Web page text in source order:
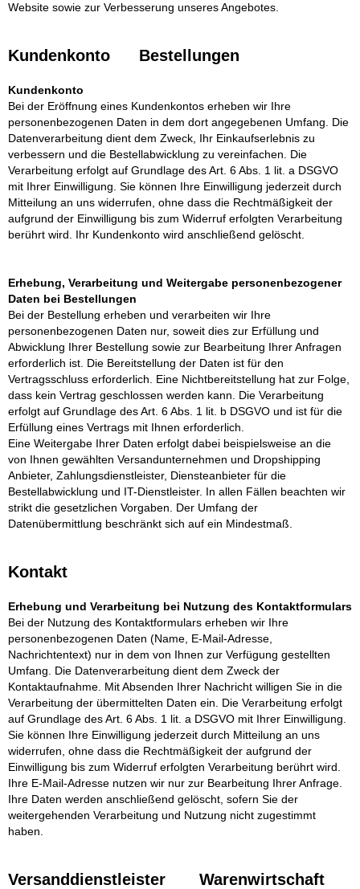
Website sowie zur Verbesserung unseres Angebotes.
Kundenkonto Bestellungen
Kundenkonto
Bei der Eröffnung eines Kundenkontos erheben wir Ihre
personenbezogenen Daten in dem dort angegebenen Umfang. Die
Datenverarbeitung dient dem Zweck, Ihr Einkaufserlebnis zu
verbessern und die Bestellabwicklung zu vereinfachen. Die
Verarbeitung erfolgt auf Grundlage des Art. 6 Abs. 1 lit. a DSGVO
mit Ihrer Einwilligung. Sie können Ihre Einwilligung jederzeit durch
Mitteilung an uns widerrufen, ohne dass die Rechtmäßigkeit der
aufgrund der Einwilligung bis zum Widerruf erfolgten Verarbeitung
berührt wird. Ihr Kundenkonto wird anschließend gelöscht.
Erhebung, Verarbeitung und Weitergabe personenbezogener
Daten bei Bestellungen
Bei der Bestellung erheben und verarbeiten wir Ihre
personenbezogenen Daten nur, soweit dies zur Erfüllung und
Abwicklung Ihrer Bestellung sowie zur Bearbeitung Ihrer Anfragen
erforderlich ist. Die Bereitstellung der Daten ist für den
Vertragsschluss erforderlich. Eine Nichtbereitstellung hat zur Folge,
dass kein Vertrag geschlossen werden kann. Die Verarbeitung
erfolgt auf Grundlage des Art. 6 Abs. 1 lit. b DSGVO und ist für die
Erfüllung eines Vertrags mit Ihnen erforderlich.
Eine Weitergabe Ihrer Daten erfolgt dabei beispielsweise an die
von Ihnen gewählten Versandunternehmen und Dropshipping
Anbieter, Zahlungsdienstleister, Diensteanbieter für die
Bestellabwicklung und IT-Dienstleister. In allen Fällen beachten wir
strikt die gesetzlichen Vorgaben. Der Umfang der
Datenübermittlung beschränkt sich auf ein Mindestmaß.
Kontakt
Erhebung und Verarbeitung bei Nutzung des Kontaktformulars
Bei der Nutzung des Kontaktformulars erheben wir Ihre
personenbezogenen Daten (Name, E-Mail-Adresse,
Nachrichtentext) nur in dem von Ihnen zur Verfügung gestellten
Umfang. Die Datenverarbeitung dient dem Zweck der
Kontaktaufnahme. Mit Absenden Ihrer Nachricht willigen Sie in die
Verarbeitung der übermittelten Daten ein. Die Verarbeitung erfolgt
auf Grundlage des Art. 6 Abs. 1 lit. a DSGVO mit Ihrer Einwilligung.
Sie können Ihre Einwilligung jederzeit durch Mitteilung an uns
widerrufen, ohne dass die Rechtmäßigkeit der aufgrund der
Einwilligung bis zum Widerruf erfolgten Verarbeitung berührt wird.
Ihre E-Mail-Adresse nutzen wir nur zur Bearbeitung Ihrer Anfrage.
Ihre Daten werden anschließend gelöscht, sofern Sie der
weitergehenden Verarbeitung und Nutzung nicht zugestimmt
haben.
Versanddienstleister Warenwirtschaft